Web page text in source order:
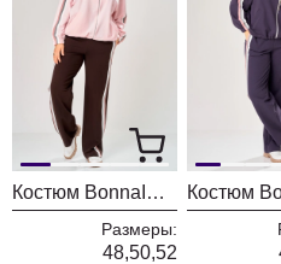
Костюм BonnaImage 1066/2 розовый
Размеры:
48,50,52